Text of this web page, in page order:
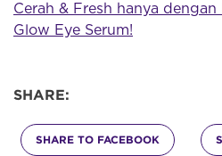
Cerah & Fresh hanya
Glow Eye Serum!
SHARE:
SHARE TO FACEBOOK